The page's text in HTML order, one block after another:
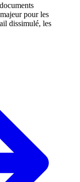
pour les
dissimulé, les